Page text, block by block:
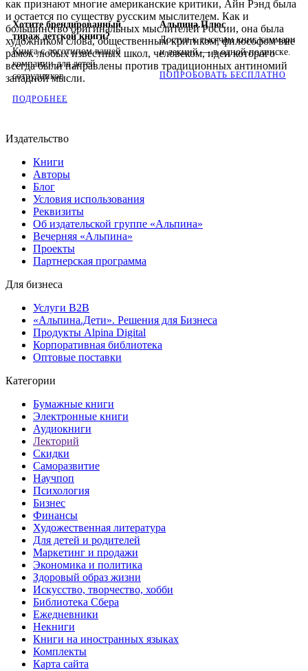
как признают многие американские критики, Айн Рэнд была
и остается по существу русским мыслителем. Как и
большинство оригинальных мыслителей России, она была
художником слова, общественным критиком, философом вне
рамок любых известных школ, человеком, идеи которого
всегда были направлены против традиционных антиномий
западной мысли.
Хотите брендированный
тираж детской книги?
Книга с логотипом вашей
компании для детей
сотрудников
ПОДРОБНЕЕ
Альпина.Плюс
Доступ к тысячам книг, саммари
и лекций — в одной подписке.
ПОПРОБОВАТЬ БЕСПЛАТНО
Издательство
Книги
Авторы
Блог
Условия использования
Реквизиты
Об издательской группе «Альпина»
Вечерняя «Альпина»
Проекты
Партнерская программа
Для бизнеса
Услуги B2B
«Альпина.Дети». Решения для Бизнеса
Продукты Alpina Digital
Корпоративная библиотека
Оптовые поставки
Категории
Бумажные книги
Электронные книги
Аудиокниги
Лекторий
Скидки
Саморазвитие
Научпоп
Психология
Бизнес
Финансы
Художественная литература
Для детей и родителей
Маркетинг и продажи
Экономика и политика
Здоровый образ жизни
Искусство, творчество, хобби
Библиотека Сбера
Ежедневники
Некниги
Книги на иностранных языках
Комплекты
Карта сайта